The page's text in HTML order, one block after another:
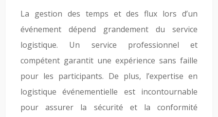
La gestion des temps et des flux lors d’un
événement dépend grandement du service
logistique. Un service professionnel et
compétent garantit une expérience sans faille
pour les participants. De plus, l’expertise en
logistique événementielle est incontournable
pour assurer la sécurité et la conformité